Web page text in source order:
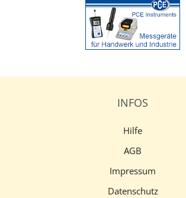
INFOS
Hilfe
AGB
Impressum
Datenschutz